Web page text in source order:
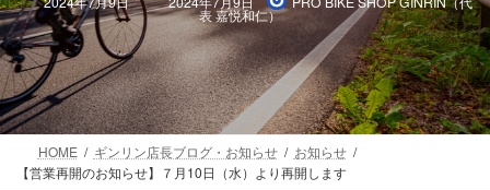
終
更
新
日
時
:
表 嘉悦和仁）
HOME ギンリン店長ブログ・お知らせ
お知らせ
【営業再開のお知らせ】７月10日（水）より再開します